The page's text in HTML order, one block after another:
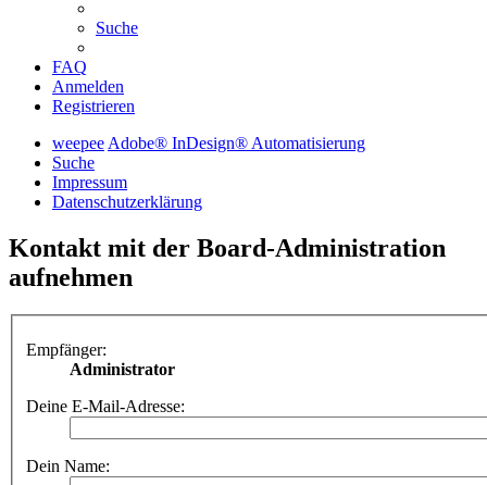
Suche
FAQ
Anmelden
Registrieren
weepeeAdobe® InDesign® Automatisierung
Suche
Impressum
Datenschutzerklärung
Kontakt mit der Board-Administration
aufnehmen
Empfänger:
Administrator
Deine E-Mail-Adresse:
Dein Name: